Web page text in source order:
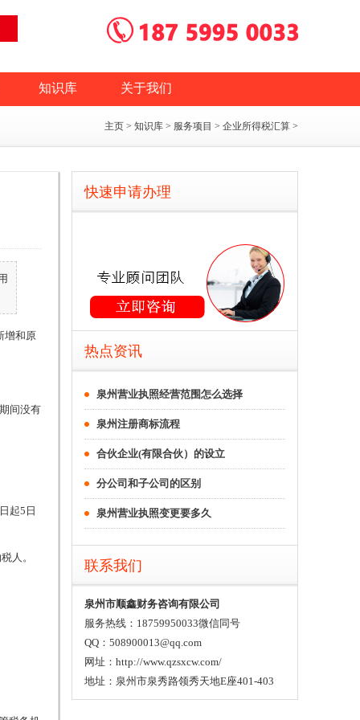
知识库 关于我们
主页 > 知识库 > 服务项目 > 企业所得税汇算 >
增和原
间没有
起5日
人。
快速申请办理
热点资讯
泉州营业执照经营范围怎么选择
泉州注册商标流程
合伙企业(有限合伙）的设立
分公司和子公司的区别
泉州营业执照变更要多久
联系我们
泉州市顺鑫财务咨询有限公司
服务热线：18759950033微信同号
QQ：508900013@qq.com
网址：http://www.qzsxcw.com/
地址：泉州市泉秀路领秀天地E座401-403